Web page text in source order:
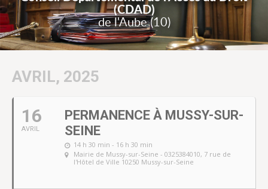
(CDAD)
de l'Aube (10)
AVRIL, 2025
16
AVRIL
PERMANENCE À MUSSY-SUR-
SEINE
14 h 30 min - 16 h 30 min
Mairie de Mussy-sur-Seine - 0325384010, 7 rue de
l'Hôtel de Ville 10250 Mussy-sur-Seine